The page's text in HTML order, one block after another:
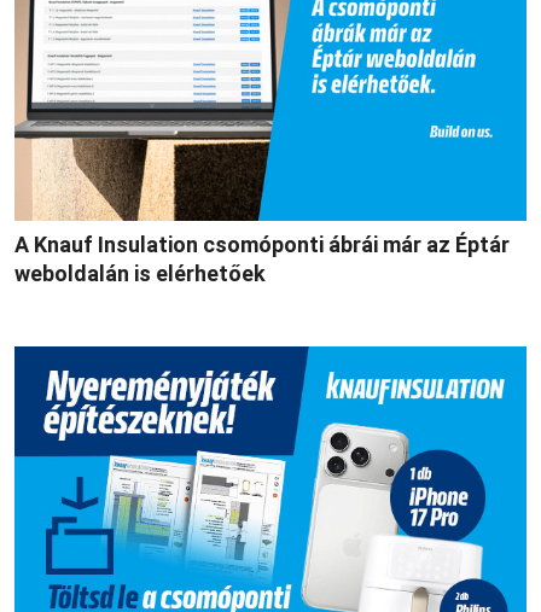
A Knauf Insulation csomóponti ábrái már az Éptár
weboldalán is elérhetőek